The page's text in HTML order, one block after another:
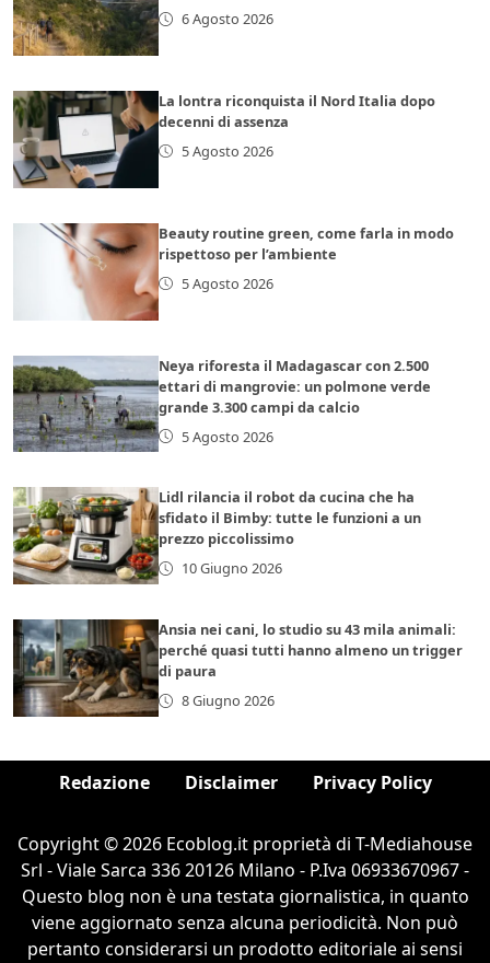
6 Agosto 2026
La lontra riconquista il Nord Italia dopo
decenni di assenza
5 Agosto 2026
Beauty routine green, come farla in modo
rispettoso per l’ambiente
5 Agosto 2026
Neya riforesta il Madagascar con 2.500
ettari di mangrovie: un polmone verde
grande 3.300 campi da calcio
5 Agosto 2026
Lidl rilancia il robot da cucina che ha
sfidato il Bimby: tutte le funzioni a un
prezzo piccolissimo
10 Giugno 2026
Ansia nei cani, lo studio su 43 mila animali:
perché quasi tutti hanno almeno un trigger
di paura
8 Giugno 2026
Redazione Disclaimer Privacy Policy
Copyright © 2026 Ecoblog.it proprietà di T-Mediahouse
Srl - Viale Sarca 336 20126 Milano - P.Iva 06933670967 -
Questo blog non è una testata giornalistica, in quanto
viene aggiornato senza alcuna periodicità. Non può
pertanto considerarsi un prodotto editoriale ai sensi